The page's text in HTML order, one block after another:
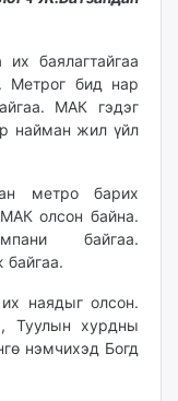
баялагтайгаа
Метрог бид нар
МАК гэдэг
найман жил үйл
метро барих
олсон байна.
байгаа.
байгаа.
наядыг олсон.
Туулын хурдны
нэмчихэд Богд